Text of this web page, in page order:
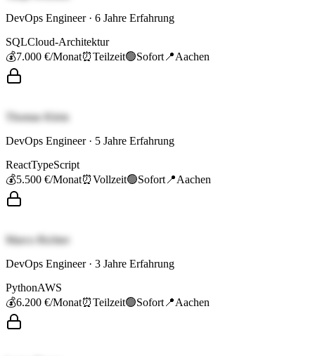
DevOps Engineer· 6 Jahre Erfahrung
SQLCloud-Architektur
💰7.000 €/Monat⏰Teilzeit🟢Sofort 📍Aachen
Thomas Klein
DevOps Engineer· 5 Jahre Erfahrung
ReactTypeScript
💰5.500 €/Monat⏰Vollzeit🟢Sofort 📍Aachen
Marco Richter
DevOps Engineer· 3 Jahre Erfahrung
PythonAWS
💰6.200 €/Monat⏰Teilzeit🟢Sofort 📍Aachen